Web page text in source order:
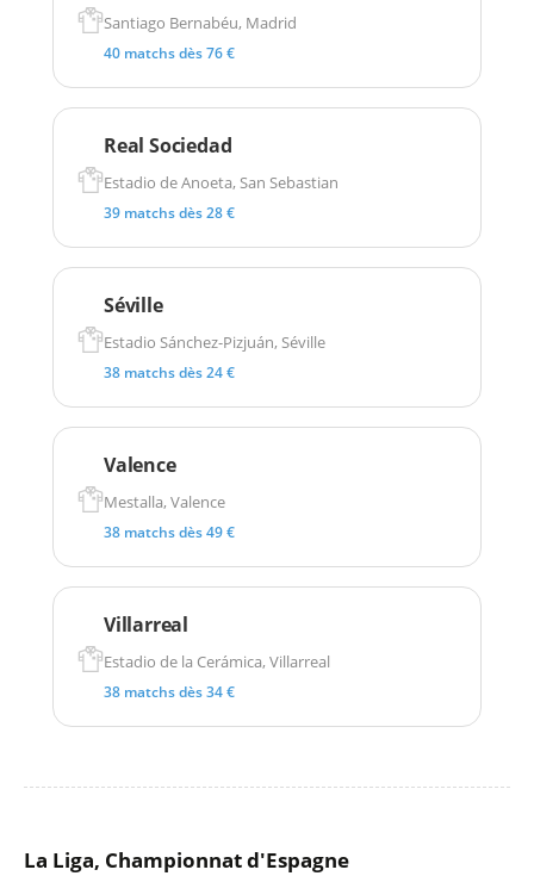
Santiago Bernabéu, Madrid
40 matchs dès 76 €
Real Sociedad
Estadio de Anoeta, San Sebastian
39 matchs dès 28 €
Séville
Estadio Sánchez-Pizjuán, Séville
38 matchs dès 24 €
Valence
Mestalla, Valence
38 matchs dès 49 €
Villarreal
Estadio de la Cerámica, Villarreal
38 matchs dès 34 €
La Liga, Championnat d'Espagne